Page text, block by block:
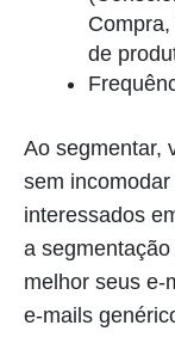
de
Ao segmentar,
sem
interessados
a
melhor seus e-
e-mails